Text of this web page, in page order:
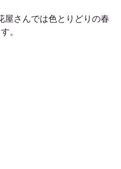
屋さんでは色とりどりの春
。